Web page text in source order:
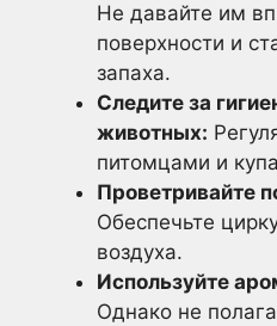
Не давайте им
поверхности и
запаха.
Следите за
животных:
питомцами и
Проветривайте
Обеспечьте
воздуха.
Используйте
Однако не